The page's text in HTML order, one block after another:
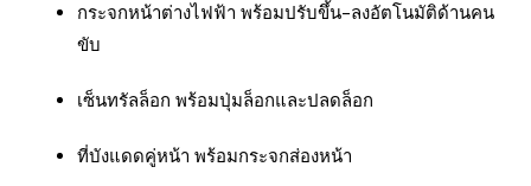
กระจกหน้าต่างไฟฟ้า พร้อมปรับขึ้น-ลงอัตโนมัติด้านคน
ขับ
เซ็นทรัลล็อก พร้อมปุ่มล็อกและปลดล็อก
ที่บังแดดคู่หน้า พร้อมกระจกส่องหน้า